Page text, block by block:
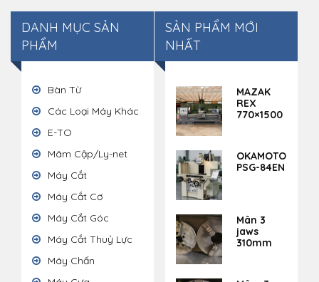
DANH MỤC SẢN
PHẨM
Bàn Từ
Các Loại Máy Khác
E-TO
Mâm Cập/Ly-net
Máy Cắt
Máy Cắt Cơ
Máy Cắt Góc
Máy Cắt Thuỷ Lực
Máy Chấn
SẢN PHẨM MỚI
NHẤT
MAZAK
REX
770×1500
OKAMOTO
PSG-84EN
Mân 3
jaws
310mm